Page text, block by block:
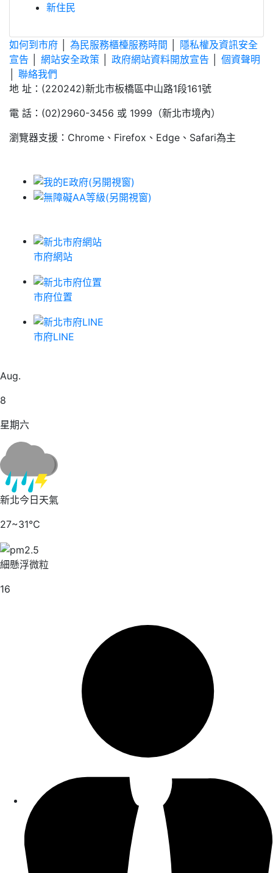
新住民
如何到市府 為民服務櫃檯服務時間
隱私權及資訊安全
宣告
網站安全政策 政府網站資料開放宣告
個資聲明
聯絡我們
地 址：(220242)新北市板橋區中山路1段161號
電 話：(02)2960-3456 或 1999（新北市境內）
瀏覽器支援：Chrome、Firefox、Edge、Safari為主
市府網站
市府位置
市府LINE
Aug.
8
星期六
新北今日天氣
27~31℃
細懸浮微粒
16